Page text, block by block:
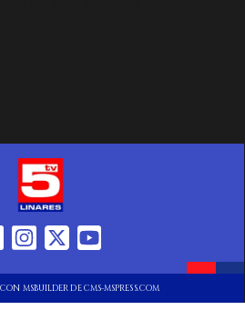
MSBUILDER DE CMS-MSPRESS.COM